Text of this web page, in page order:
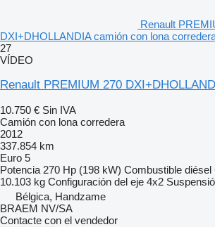
Renault
DXI+DHOLLANDIA camión con lona
27
VÍDEO
Renault PREMIUM 270
10.750 € Sin IVA
Camión con lona corredera
2012
337.854 km
Euro 5
Potencia 270 Hp (198 kW) Combustible diésel
10.103 kg Configuración del eje 4x2
Bélgica, Handzame
BRAEM NV/SA
Contacte con el vendedor